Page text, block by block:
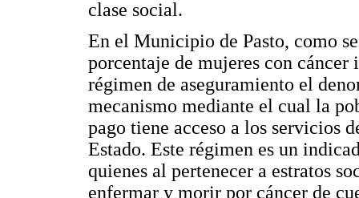
clase social.
En el Municipio de Pasto, como
porcentaje de mujeres con
régimen de aseguramiento el
mecanismo mediante el cual la
pago tiene acceso a los servicios
Estado. Este régimen es un
quienes al pertenecer a estratos
enfermar y morir por cáncer de